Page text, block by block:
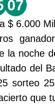
07
$ 6.000
la noche
del
sorteo
que